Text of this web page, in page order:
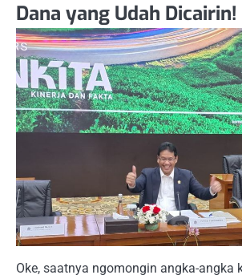
Dana yang Udah Dicairin!
Oke, saatnya ngomongin angka-angka